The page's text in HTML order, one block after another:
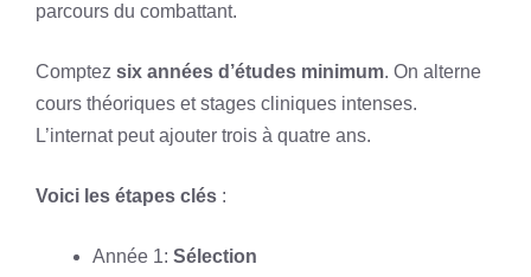
parcours du combattant.
Comptez six années d’études minimum. On alterne
cours théoriques et stages cliniques intenses.
L’internat peut ajouter trois à quatre ans.
Voici les étapes clés :
Année 1: Sélection